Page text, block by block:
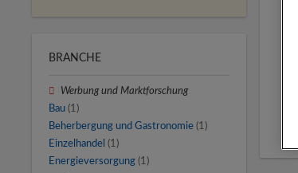
BRANCHE
Werbung und Marktforschung
Bau (1)
Beherbergung und Gastronomie (1)
Einzelhandel (1)
Energieversorgung (1)